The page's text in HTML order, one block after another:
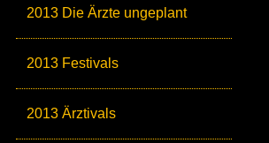
2013 Die Ärzte ungeplant
2013 Festivals
2013 Ärztivals